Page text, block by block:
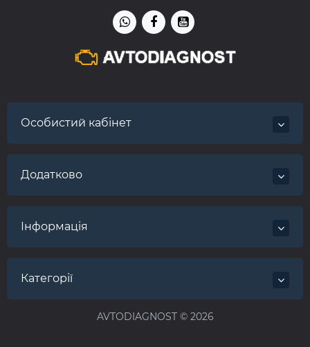
Особистий кабінет
Додатково
Інформація
Категорії
AVTODIAGNOST © 2026